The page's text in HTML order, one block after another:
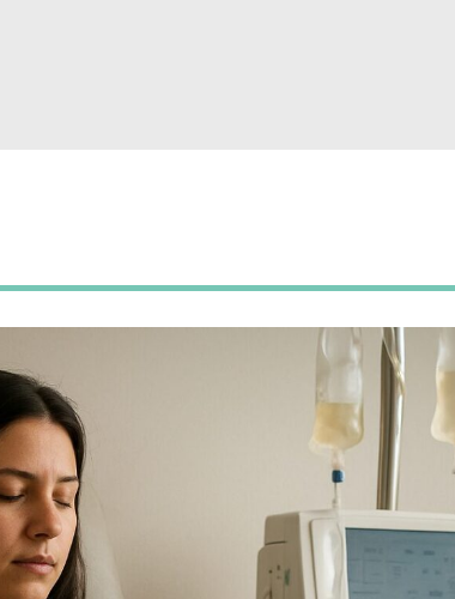
CIRUGÍA PLÁSTICA
GASTROENTEROLOGÍA
NUTRICIÓN
ONCOLOGÍA